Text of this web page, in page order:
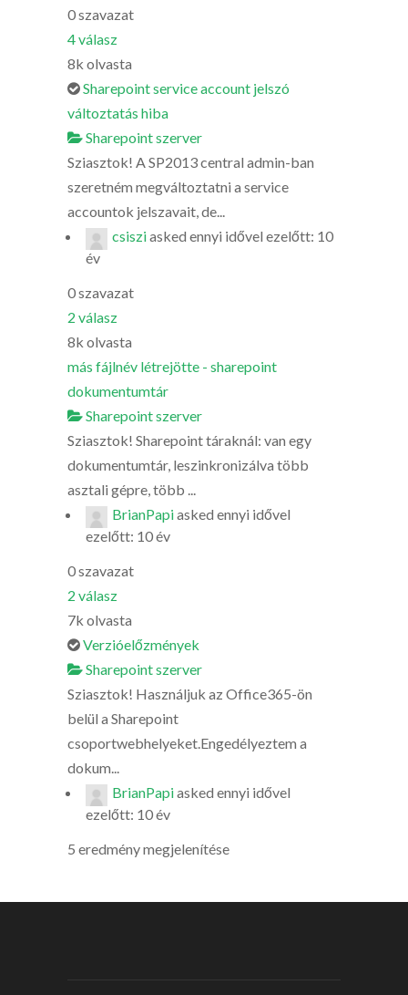
0szavazat
4válasz
8k olvasta
Sharepoint service account jelszó
változtatás hiba
Sharepoint szerver
Sziasztok! A SP2013 central admin-ban
szeretném megváltoztatni a service
accountok jelszavait, de...
csisziasked ennyi idővel ezelőtt: 10
év
0szavazat
2 válasz
8k olvasta
más fájlnév létrejötte - sharepoint
dokumentumtár
Sharepoint szerver
Sziasztok! Sharepoint táraknál: van egy
dokumentumtár, leszinkronizálva több
asztali gépre, több ...
BrianPapiasked ennyi idővel
ezelőtt: 10 év
0szavazat
2 válasz
7k olvasta
Verzióelőzmények
Sharepoint szerver
Sziasztok! Használjuk az Office365-ön
belül a Sharepoint
csoportwebhelyeket.Engedélyeztem a
dokum...
BrianPapiasked ennyi idővel
ezelőtt: 10 év
5 eredmény megjelenítése